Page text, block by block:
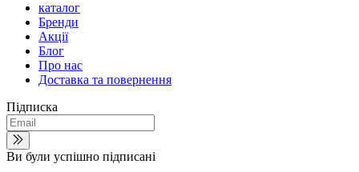
каталог
Бренди
Акції
Блог
Про нас
Доставка та повернення
Підписка
Ви були успішно підписані